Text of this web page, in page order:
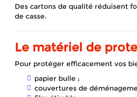
Des cartons de qualité réduisent
de casse.
Le matériel de
Pour protéger efficacement vos
papier bulle ;
couvertures de